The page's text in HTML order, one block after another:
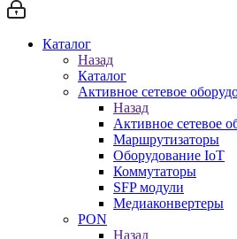
Каталог
Назад
Каталог
Активное сетевое
Назад
Активное сетевое
Маршрутизаторы
Оборудование IoT
Коммутаторы
SFP модули
Медиаконвертеры
PON
Назад